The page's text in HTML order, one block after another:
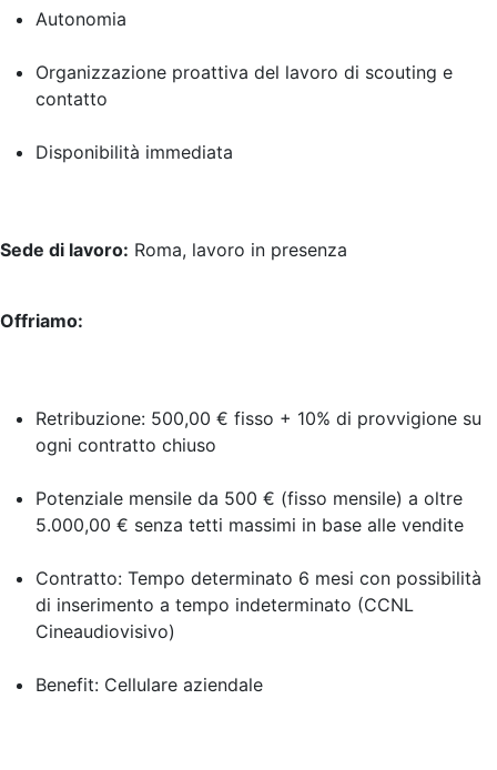
Autonomia
Organizzazione proattiva del lavoro di scouting e
contatto
Disponibilità immediata
Sede di lavoro: Roma, lavoro in presenza
Offriamo:
Retribuzione: 500,00 € fisso + 10% di provvigione su
ogni contratto chiuso
Potenziale mensile da 500 € (fisso mensile) a oltre
5.000,00 € senza tetti massimi in base alle vendite
Contratto: Tempo determinato 6 mesi con possibilità
di inserimento a tempo indeterminato (CCNL
Cineaudiovisivo)
Benefit: Cellulare aziendale